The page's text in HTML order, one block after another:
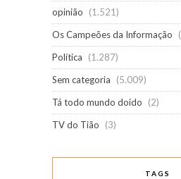
opinião
(1.521)
Os Campeões da Informação
Política
(1.287)
Sem categoria
(5.009)
Tá todo mundo doido
(2)
TV do Tião
(3)
TAGS